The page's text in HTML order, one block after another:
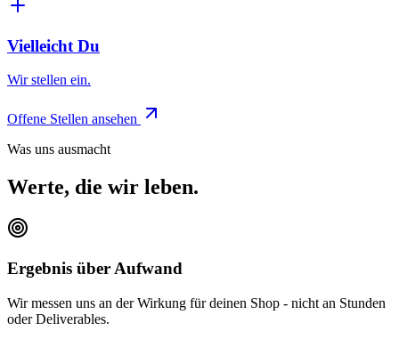
Vielleicht Du
Wir stellen ein.
Offene Stellen ansehen
Was uns ausmacht
Werte, die wir leben.
Ergebnis über Aufwand
Wir messen uns an der Wirkung für deinen Shop - nicht an Stunden
oder Deliverables.